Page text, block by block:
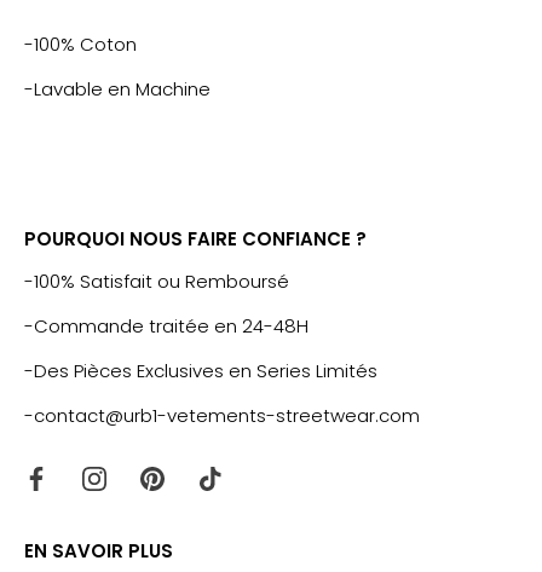
-100% Coton
-Lavable en Machine
POURQUOI NOUS FAIRE CONFIANCE ?
-100% Satisfait ou Remboursé
-Commande traitée en 24-48H
-Des Pièces Exclusives en Series Limités
-contact@urb1-vetements-streetwear.com
EN SAVOIR PLUS